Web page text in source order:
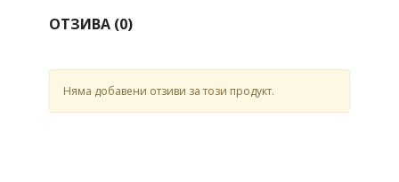
ОТЗИВА (0)
Няма добавени отзиви за този продукт.